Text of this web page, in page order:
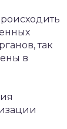
так
в